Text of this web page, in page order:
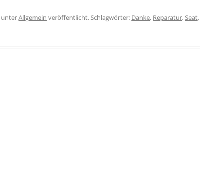
unterAllgemein veröffentlicht. Schlagwörter: Danke, Reparatur,Seat,